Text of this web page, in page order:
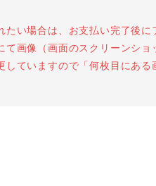
い場合は、お支払い完了後に
画像（画面のスクリーンショ
していますので「何枚目にあ